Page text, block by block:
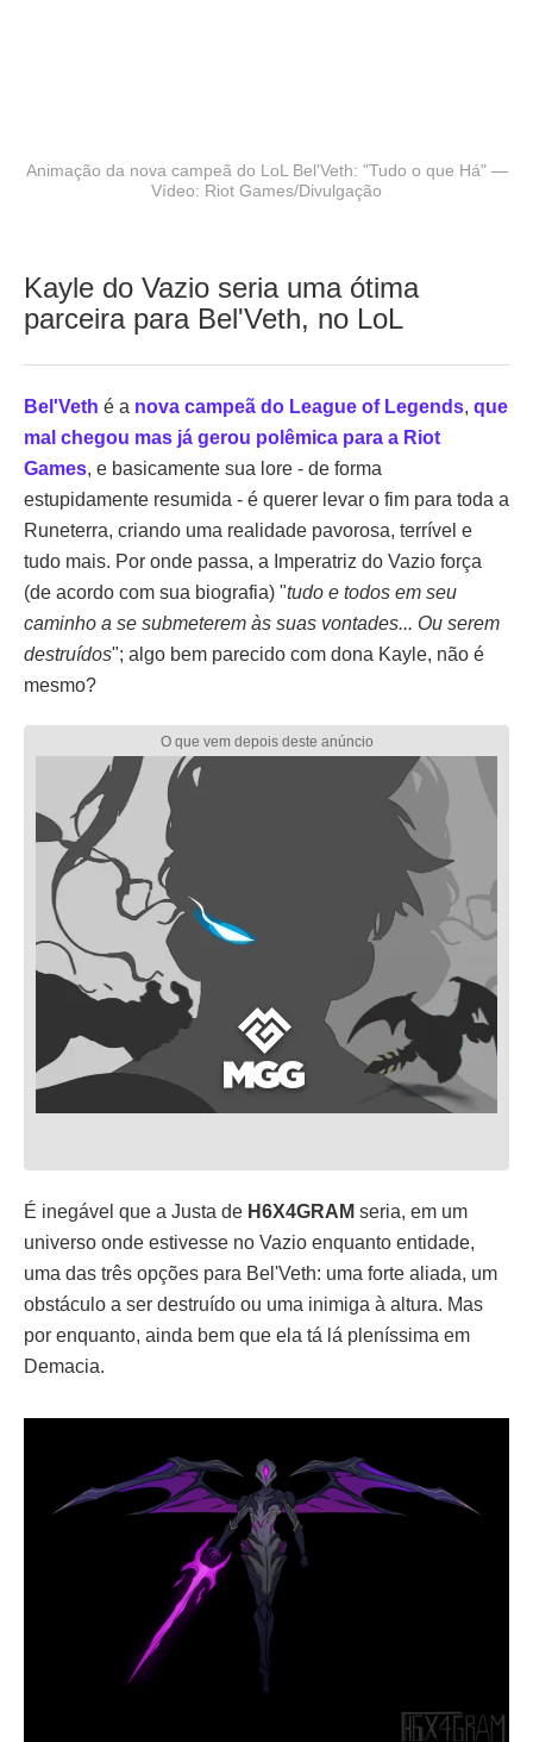
Animação da nova campeã do LoL Bel'Veth: "Tudo o que Há" —
Vídeo: Riot Games/Divulgação
Kayle do Vazio seria uma ótima
parceira para Bel'Veth, no LoL
Bel'Veth é a nova campeã do League of Legends, que
mal chegou mas já gerou polêmica para a Riot
Games, e basicamente sua lore - de forma
estupidamente resumida - é querer levar o fim para toda a
Runeterra, criando uma realidade pavorosa, terrível e
tudo mais. Por onde passa, a Imperatriz do Vazio força
(de acordo com sua biografia) "tudo e todos em seu
caminho a se submeterem às suas vontades... Ou serem
destruídos"; algo bem parecido com dona Kayle, não é
mesmo?
É inegável que a Justa de H6X4GRAM seria, em um
universo onde estivesse no Vazio enquanto entidade,
uma das três opções para Bel'Veth: uma forte aliada, um
obstáculo a ser destruído ou uma inimiga à altura. Mas
por enquanto, ainda bem que ela tá lá pleníssima em
Demacia.